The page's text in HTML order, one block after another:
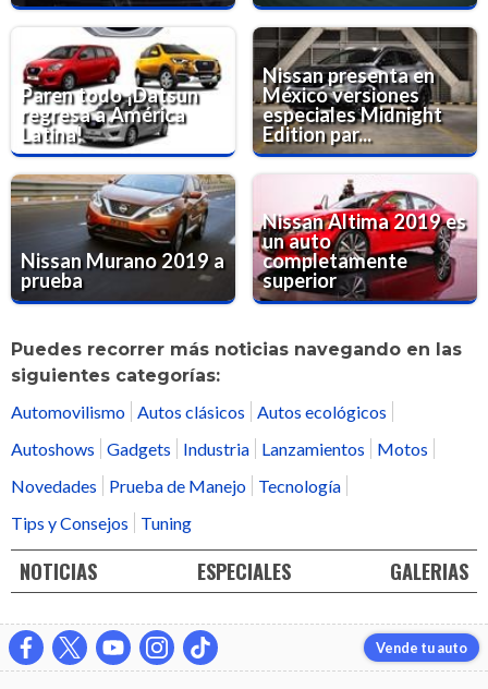
Paren todo ¡Datsun
regresa a América
Latina!
Nissan presenta en
México versiones
especiales Midnight
Edition par...
Nissan Murano 2019 a
prueba
Nissan Altima 2019 es
un auto
completamente
superior
Puedes recorrer más noticias navegando en las
siguientes categorías:
Automovilismo
Autos clásicos
Autos ecológicos
Autoshows
Gadgets Industria Lanzamientos
Motos
Novedades
Prueba de Manejo
Tecnología
Tips y Consejos
Tuning
NOTICIAS ESPECIALES GALERIAS
Vende tu auto